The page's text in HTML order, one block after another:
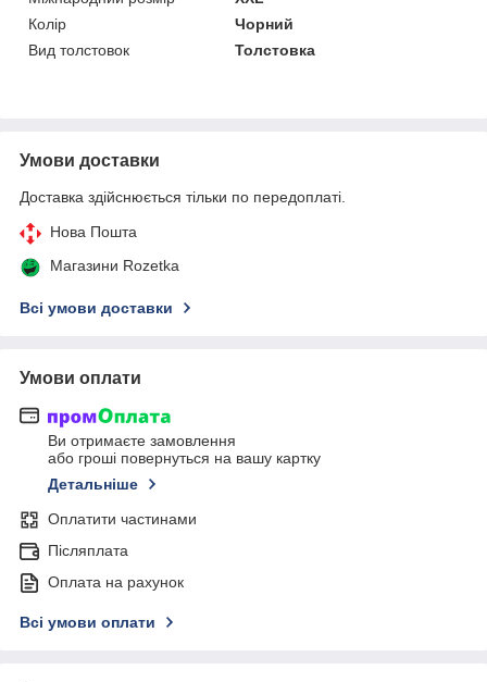
Колір
Чорний
Вид толстовок
Толстовка
Умови доставки
Доставка здійснюється тільки по передоплаті.
Нова Пошта
Магазини Rozetka
Всі умови доставки
Умови оплати
Ви отримаєте замовлення
або гроші повернуться на вашу картку
Детальніше
Оплатити частинами
Післяплата
Оплата на рахунок
Всі умови оплати